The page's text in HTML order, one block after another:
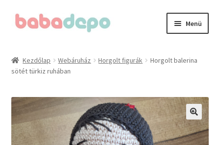
Ugrás
Kilépés
Menü
A fiókom
Adatvédelmi irányelvek
Általános Szerződési Feltételek (ÁSZF)
Kezdőlap Webáruház Horgolt figurák
Horgolt balerina
sötét türkiz ruhában